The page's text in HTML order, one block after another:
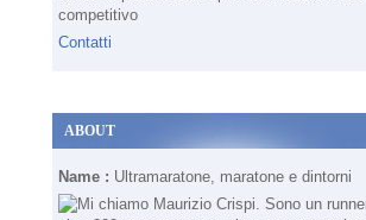
competitivo
Contatti
ABOUT
Name : Ultramaratone, maratone e dintorni